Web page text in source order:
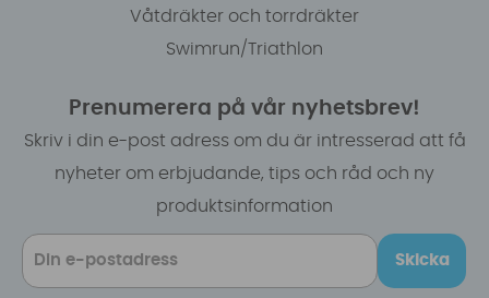
Våtdräkter och torrdräkter
Swimrun/Triathlon
Prenumerera på vår nyhetsbrev!
Skriv i din e-post adress om du är intresserad att få
nyheter om erbjudande, tips och råd och ny
produktsinformation
Skicka